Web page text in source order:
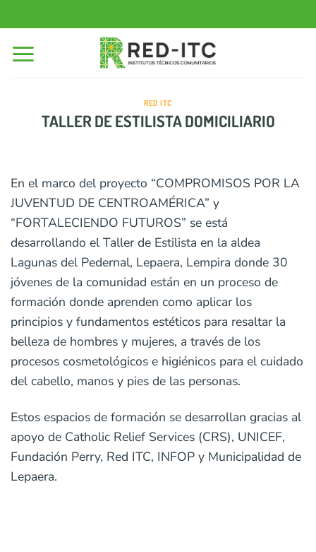
al
contenido
RED ITC
TALLER DE ESTILISTA DOMICILIARIO
En el marco del proyecto “COMPROMISOS POR LA
JUVENTUD DE CENTROAMÉRICA” y
“FORTALECIENDO FUTUROS” se está
desarrollando el Taller de Estilista en la aldea
Lagunas del Pedernal, Lepaera, Lempira donde 30
jóvenes de la comunidad están en un proceso de
formación donde aprenden como aplicar los
principios y fundamentos estéticos para resaltar la
belleza de hombres y mujeres, a través de los
procesos cosmetológicos e higiénicos para el cuidado
del cabello, manos y pies de las personas.
Estos espacios de formación se desarrollan gracias al
apoyo de Catholic Relief Services (CRS), UNICEF,
Fundación Perry, Red ITC, INFOP y Municipalidad de
Lepaera.